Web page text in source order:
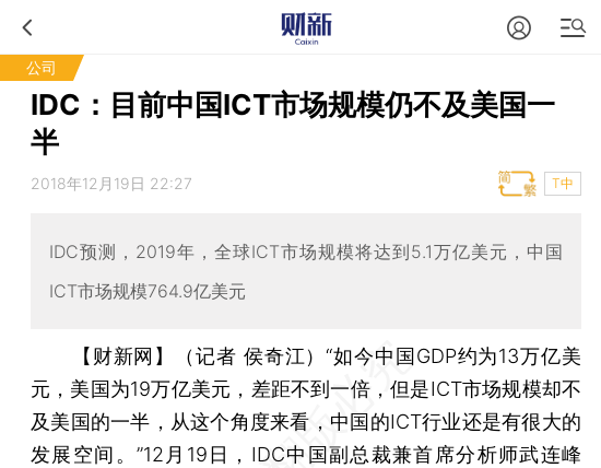
公司
IDC：目前中国ICT市场规模仍不及美国一
半
2018年12月19日 22:27 T中
IDC预测，2019年，全球ICT市场规模将达到5.1万亿美元，中国
ICT市场规模764.9亿美元
【财新网】（记者 侯奇江）“如今中国GDP约为13万亿美
元，美国为19万亿美元，差距不到一倍，但是ICT市场规模却不
及美国的一半，从这个角度来看，中国的ICT行业还是有很大的
发展空间。”12月19日，IDC中国副总裁兼首席分析师武连峰